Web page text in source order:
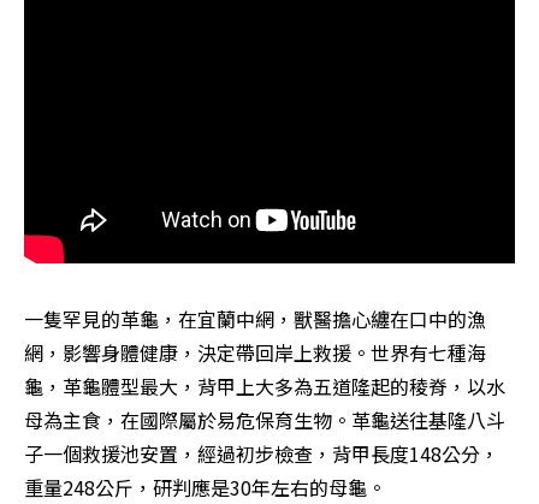
一隻罕見的革龜，在宜蘭中網，獸醫擔心纏在口中的漁
網，影響身體健康，決定帶回岸上救援。世界有七種海
龜，革龜體型最大，背甲上大多為五道隆起的稜脊，以水
母為主食，在國際屬於易危保育生物。革龜送往基隆八斗
子一個救援池安置，經過初步檢查，背甲長度148公分，
重量248公斤，研判應是30年左右的母龜。